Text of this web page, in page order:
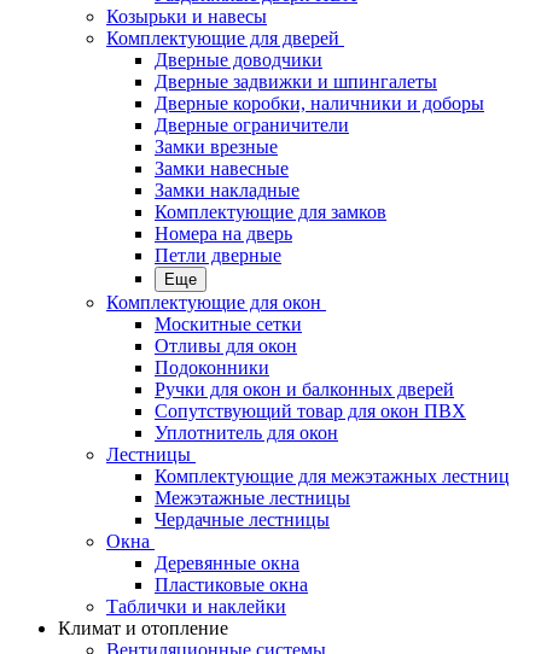
Козырьки и навесы
Комплектующие для дверей
Дверные доводчики
Дверные задвижки и шпингалеты
Дверные коробки, наличники и доборы
Дверные ограничители
Замки врезные
Замки навесные
Замки накладные
Комплектующие для замков
Номера на дверь
Петли дверные
Еще
Комплектующие для окон
Москитные сетки
Отливы для окон
Подоконники
Ручки для окон и балконных дверей
Сопутствующий товар для окон ПВХ
Уплотнитель для окон
Лестницы
Комплектующие для межэтажных лестниц
Межэтажные лестницы
Чердачные лестницы
Окна
Деревянные окна
Пластиковые окна
Таблички и наклейки
Климат и отопление
Вентиляционные системы